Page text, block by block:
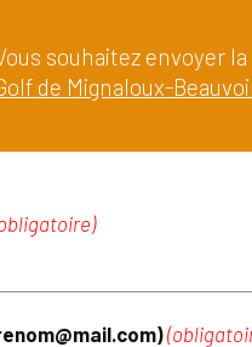
souhaitez envoyer
de Mignaloux-